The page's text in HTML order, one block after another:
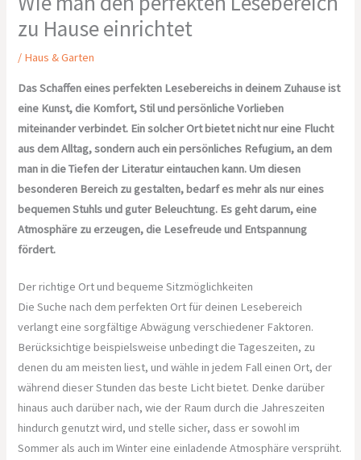
zu Hause einrichtet
/ Haus & Garten
Das Schaffen eines perfekten Lesebereichs in deinem Zuhause ist
eine Kunst, die Komfort, Stil und persönliche Vorlieben
miteinander verbindet. Ein solcher Ort bietet nicht nur eine Flucht
aus dem Alltag, sondern auch ein persönliches Refugium, an dem
man in die Tiefen der Literatur eintauchen kann. Um diesen
besonderen Bereich zu gestalten, bedarf es mehr als nur eines
bequemen Stuhls und guter Beleuchtung. Es geht darum, eine
Atmosphäre zu erzeugen, die Lesefreude und Entspannung
fördert.
Der richtige Ort und bequeme Sitzmöglichkeiten
Die Suche nach dem perfekten Ort für deinen Lesebereich
verlangt eine sorgfältige Abwägung verschiedener Faktoren.
Berücksichtige beispielsweise unbedingt die Tageszeiten, zu
denen du am meisten liest, und wähle in jedem Fall einen Ort, der
während dieser Stunden das beste Licht bietet. Denke darüber
hinaus auch darüber nach, wie der Raum durch die Jahreszeiten
hindurch genutzt wird, und stelle sicher, dass er sowohl im
Sommer als auch im Winter eine einladende Atmosphäre versprüht.